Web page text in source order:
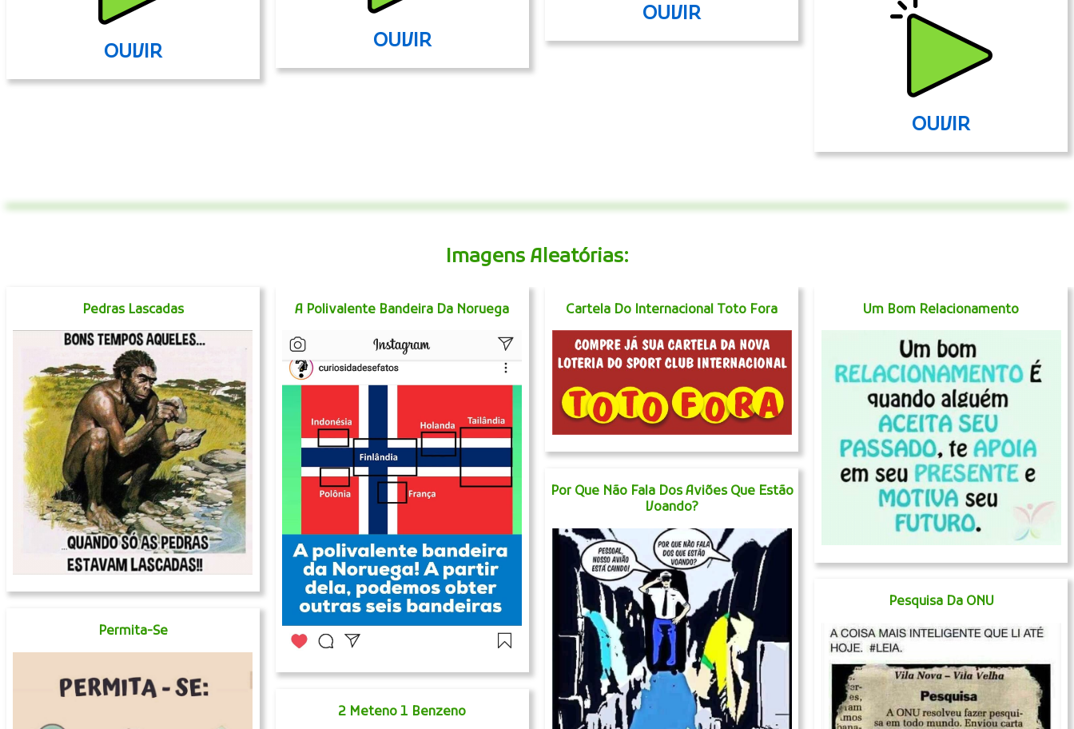
OUVIR OUVIR
OUVIR
OUVIR
Imagens Aleatórias:
Pedras Lascadas
Permita-Se
A Polivalente Bandeira Da Noruega
2 Meteno 1 Benzeno
Cartela Do Internacional Toto Fora
Por Que Não Fala Dos Aviões Que Estão
Voando?
Um Bom Relacionamento
Pesquisa Da ONU